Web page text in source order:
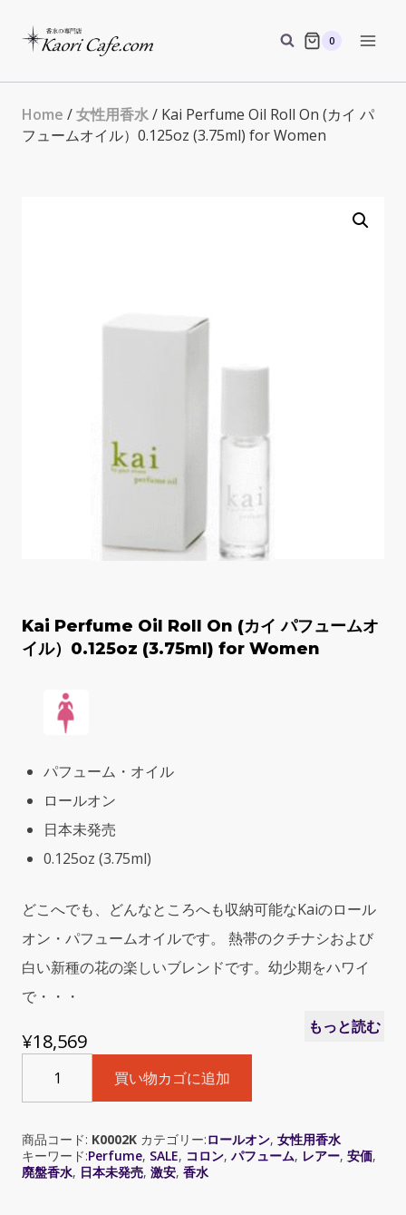
0
Home /女性用香水/ Kai Perfume Oil Roll On (カイ パ
フュームオイル）0.125oz (3.75ml) for Women
Kai Perfume Oil Roll On (カイ パフュームオ
イル）0.125oz (3.75ml) for Women
パフューム・オイル
ロールオン
日本未発売
0.125oz (3.75ml)
どこへでも、どんなところへも収納可能なKaiのロール
オン・パフュームオイルです。 熱帯のクチナシおよび
白い新種の花の楽しいブレンドです。幼少期をハワイ
で・・・
もっと読む
¥18,569
Perfume
Oil
On
(カ
イ
買い物カゴに追加
商品コード: K0002K カテゴリー:ロールオン, 女性用香水
キーワード:Perfume, SALE, コロン, パフューム, レアー, 安価,
廃盤香水, 日本未発売, 激安, 香水